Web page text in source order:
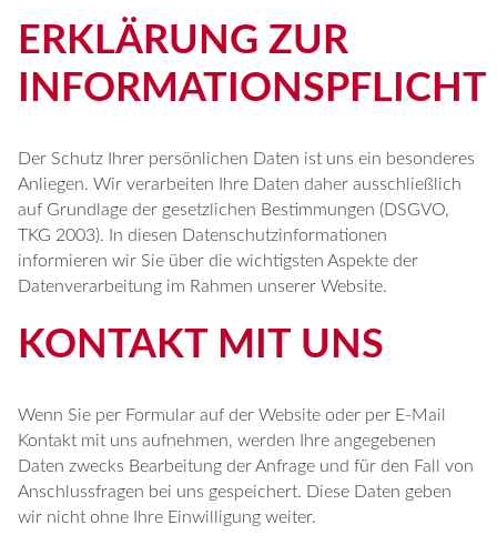
ERKLÄRUNG ZUR
INFORMATIONSPFLICHT
Der Schutz Ihrer persönlichen Daten ist uns ein besonderes
Anliegen. Wir verarbeiten Ihre Daten daher ausschließlich
auf Grundlage der gesetzlichen Bestimmungen (DSGVO,
TKG 2003). In diesen Datenschutzinformationen
informieren wir Sie über die wichtigsten Aspekte der
Datenverarbeitung im Rahmen unserer Website.
KONTAKT MIT UNS
Wenn Sie per Formular auf der Website oder per E-Mail
Kontakt mit uns aufnehmen, werden Ihre angegebenen
Daten zwecks Bearbeitung der Anfrage und für den Fall von
Anschlussfragen bei uns gespeichert. Diese Daten geben
wir nicht ohne Ihre Einwilligung weiter.